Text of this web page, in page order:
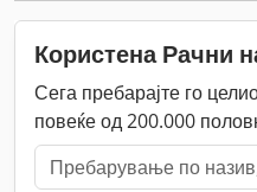
Користена Рачни
Сега пребарајте го
повеќе од 200.000